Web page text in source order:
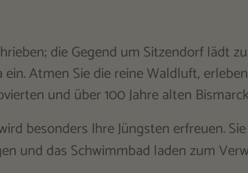
die Gegend um Sitzendorf lädt
Atmen Sie die reine Waldluft,
und über 100 Jahre alten
besonders Ihre Jüngsten erfreuen.
und das Schwimmbad laden zum